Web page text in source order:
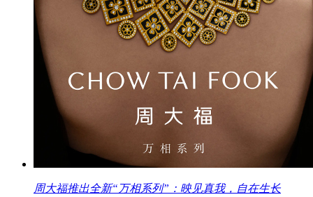
周大福推出全新“万相系列”：映见真我，自在生长